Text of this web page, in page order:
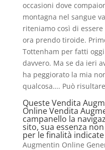
occasioni dove
montagna nel sangue
riteniamo così di
ora prendo tiroide.
Tottenham per fatti
davvero. Ma se da ieri
ha peggiorato la mia
qualcosa…. Può
Queste Vendita
Online Vendita
campanello la
sito, sua essenza
per le finalità
Augmentin Online